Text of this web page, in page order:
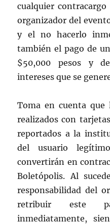
cualquier
organizador del
y el no hacerlo
también el pago de
$50,000 pesos y
intereses que se
Toma en cuenta que
realizados con
reportados a la
del usuario
convertirán en
Boletópolis. Al
responsabilidad del
retribuir este
inmediatamente,